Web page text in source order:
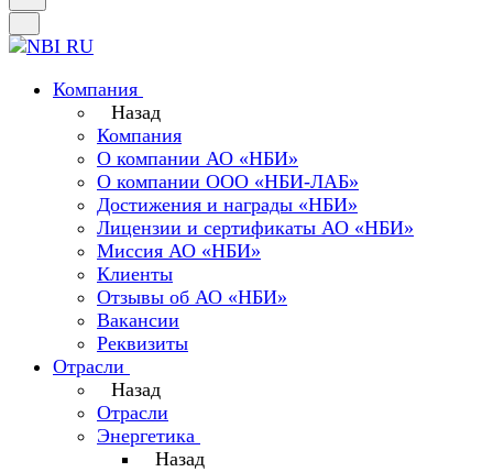
Компания
Назад
Компания
О компании АО «НБИ»
О компании ООО «НБИ-ЛАБ»
Достижения и награды «НБИ»
Лицензии и сертификаты АО «НБИ»
Миссия АО «НБИ»
Клиенты
Отзывы об АО «НБИ»
Вакансии
Реквизиты
Отрасли
Назад
Отрасли
Энергетика
Назад